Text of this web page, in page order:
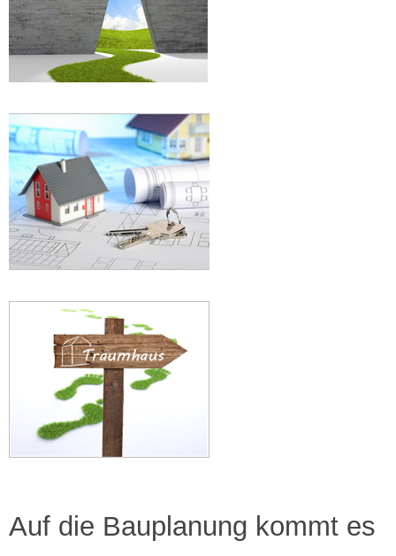
Auf die Bauplanung kommt es